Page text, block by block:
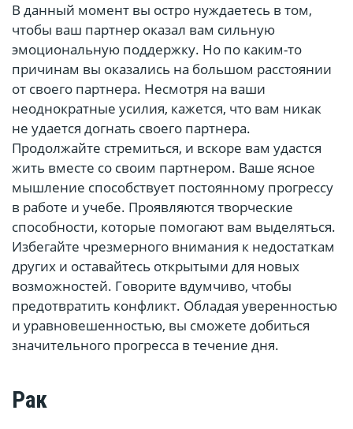
В данный момент вы остро нуждаетесь в том,
чтобы ваш партнер оказал вам сильную
эмоциональную поддержку. Но по каким-то
причинам вы оказались на большом расстоянии
от своего партнера. Несмотря на ваши
неоднократные усилия, кажется, что вам никак
не удается догнать своего партнера.
Продолжайте стремиться, и вскоре вам удастся
жить вместе со своим партнером. Ваше ясное
мышление способствует постоянному прогрессу
в работе и учебе. Проявляются творческие
способности, которые помогают вам выделяться.
Избегайте чрезмерного внимания к недостаткам
других и оставайтесь открытыми для новых
возможностей. Говорите вдумчиво, чтобы
предотвратить конфликт. Обладая уверенностью
и уравновешенностью, вы сможете добиться
значительного прогресса в течение дня.
Рак